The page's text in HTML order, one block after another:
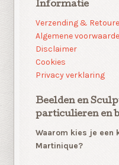
Informatie
Verzending &
Algemene
Disclaimer
Cookies
Privacy verklaring
Beelden en
particulieren en
Waarom kies je een
Martinique?